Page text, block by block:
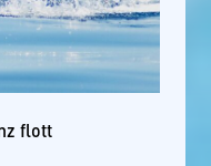
flott